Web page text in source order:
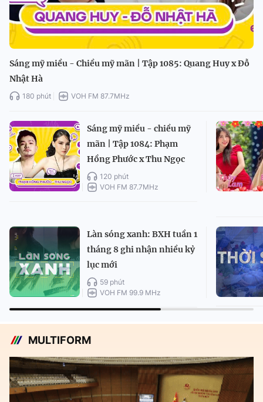
Sáng mỹ miều - Chiều mỹ mãn | Tập 1085: Quang Huy x Đỗ
Nhật Hà
180 phút VOH FM 87.7MHz
Sáng mỹ miều - chiều mỹ
mãn | Tập 1084: Phạm
Hồng Phước x Thu Ngọc
120 phút
VOH FM 87.7MHz
Làn sóng xanh: BXH tuần 1
tháng 8 ghi nhận nhiều kỷ
lục mới
59 phút
VOH FM 99.9 MHz
MULTIFORM